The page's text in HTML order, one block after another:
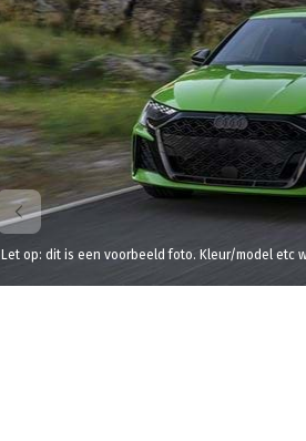
Let op: dit is een voorbeeld foto. Kleur/model etc